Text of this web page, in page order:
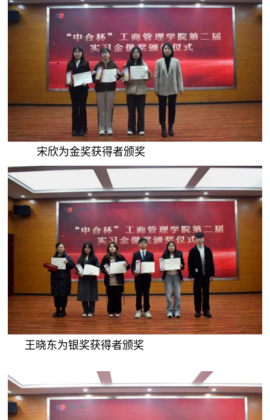
宋欣为金奖获得者颁奖
王晓东为银奖获得者颁奖